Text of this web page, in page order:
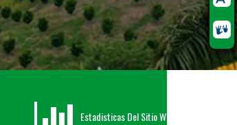
Estadisticas Del Sitio Web